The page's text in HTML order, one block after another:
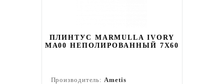
ПЛИНТУС MARMULLA IVORY
MA00 НЕПОЛИРОВАННЫЙ 7X60
Производитель:Ametis